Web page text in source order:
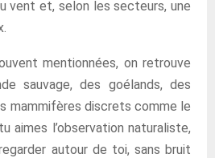
vent et, selon les secteurs, une
mentionnées, on retrouve
sauvage, des goélands, des
mammifères discrets comme le
aimes l’observation naturaliste,
autour de toi, sans bruit